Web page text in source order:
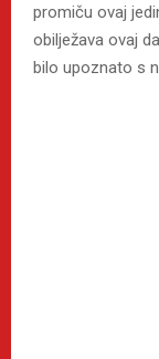
promiču ovaj
obilježava ovaj
bilo upoznato s